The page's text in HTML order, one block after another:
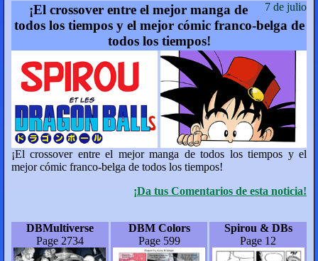
7 de julio
¡El crossover entre el mejor manga de
todos los tiempos y el mejor cómic franco-belga de
todos los tiempos!
¡El crossover entre el mejor manga de todos los tiempos y el
mejor cómic franco-belga de todos los tiempos!
¡Da tus Comentarios de esta noticia!
DBMultiverse
Page 2734
DBM Colors
Page 599
Spirou & DBs
Page 12